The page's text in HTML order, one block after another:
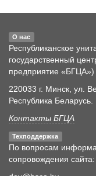
О нас
Республиканское
государственный
предприятие «БГЦА»)
220033 г. Минск, ул.
Республика Беларусь.
Контакты БГЦА
Техподдержка
По вопросам
сопровождения